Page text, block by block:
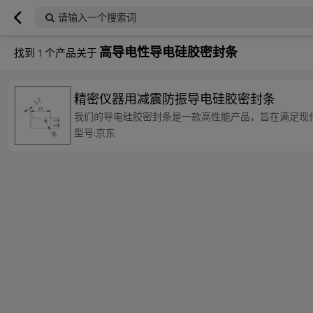
请输入一个搜索词
找到 1 个产品关于高导电性导电硅胶密封条
精密仪器用减震防振导电硅胶密封条
我们的导电硅胶密封条是一款高性能产品，旨在满足现
型号:京东